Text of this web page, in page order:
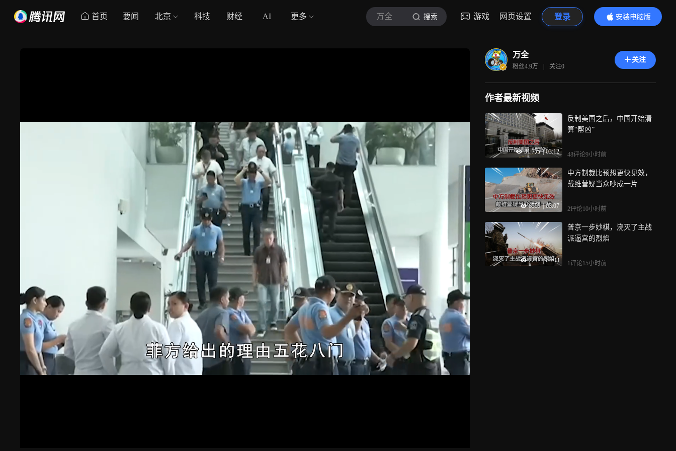
首页 要闻 北京 科技 财经 AI 更多 万全 搜索 游戏 网页设置 登录
安装电脑版
内容更精彩
万全
粉丝4.9万 | 关注0
关注
作者最新视频
31.7万 | 03:12
反制美国之后，中国开始清
算“帮凶”
48评论9小时前
6553 | 03:07
中方制裁比预想更快见效，
戴维营疑当众吵成一片
2评论10小时前
2247 | 03:03
普京一步妙棋，浇灭了主战
派逼宫的烈焰
1评论15小时前